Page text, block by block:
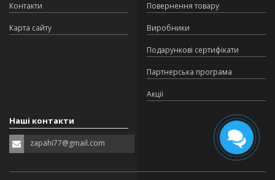
Контакти
Карта сайту
Повернення товару
Виробники
Подарункові сертифікати
Партнерська програма
Акції
Наші контакти
zapahi77@gmail.com